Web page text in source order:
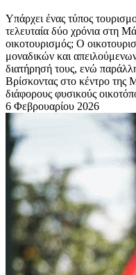
Υπάρχει ένας τύπος
τελευταία δύο χρόνια στη
οικοτουρισμός; Ο
μοναδικών και
διατήρησή τους, ενώ
Βρίσκοντας στο κέντρο της
διάφορους φυσικούς
6 Φεβρουαρίου 2026